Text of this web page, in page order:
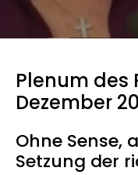
Plenum des
Dezember
Ohne Sense,
Setzung der